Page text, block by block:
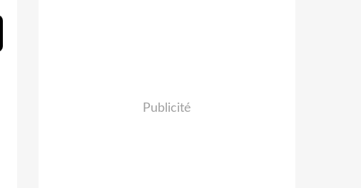
Publicité